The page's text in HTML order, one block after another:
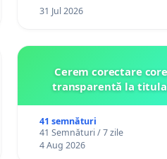
31 Jul 2026
Cerem corectare
transparentă la
41 semnături
41 Semnături / 7 zile
4 Aug 2026